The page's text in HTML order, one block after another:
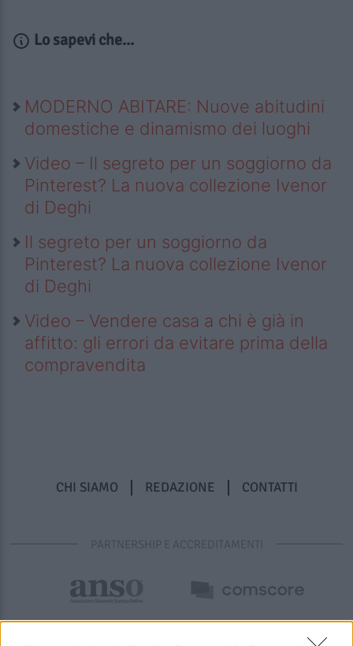
Lo sapevi che...
MODERNO ABITARE: Nuove abitudini
domestiche e dinamismo dei luoghi
Video – Il segreto per un soggiorno da
Pinterest? La nuova collezione Ivenor
di Deghi
Il segreto per un soggiorno da
Pinterest? La nuova collezione Ivenor
di Deghi
Video – Vendere casa a chi è già in
affitto: gli errori da evitare prima della
compravendita
CHI SIAMO REDAZIONE CONTATTI
PARTNERSHIP E ACCREDITAMENTI